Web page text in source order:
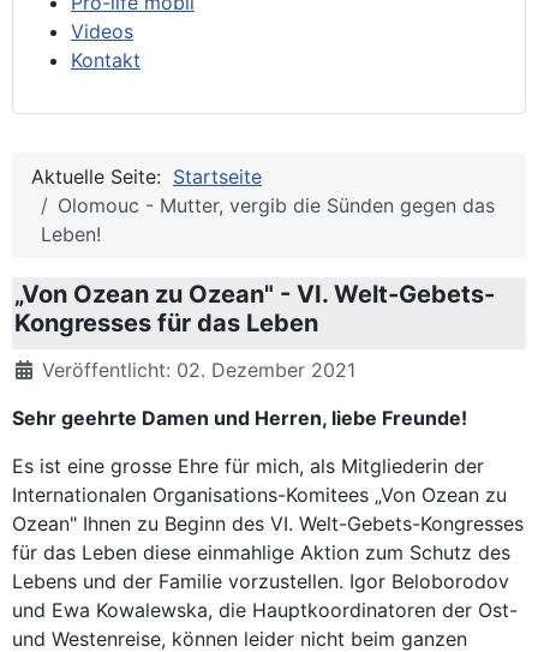
Videos
Kontakt
Aktuelle Seite: Startseite
Olomouc - Mutter, vergib die Sünden gegen das
Leben!
„Von Ozean zu Ozean" - VI. Welt-Gebets-
Kongresses für das Leben
Details
Veröffentlicht: 02. Dezember 2021
Sehr geehrte Damen und Herren, liebe Freunde!
Es ist eine grosse Ehre für mich, als Mitgliederin der
Internationalen Organisations-Komitees „Von Ozean zu
Ozean" Ihnen zu Beginn des VI. Welt-Gebets-Kongresses
für das Leben diese einmahlige Aktion zum Schutz des
Lebens und der Familie vorzustellen. Igor Beloborodov
und Ewa Kowalewska, die Hauptkoordinatoren der Ost-
und Westenreise, können leider nicht beim ganzen